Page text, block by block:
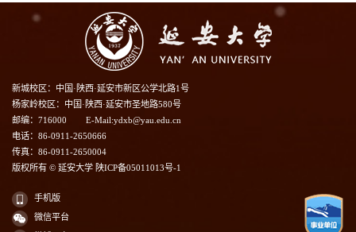
新城校区：中国·陕西·延安市新区公学北路1号
杨家岭校区：中国·陕西·延安市圣地路580号
邮编：716000
E-Mail:ydxb@yau.edu.cn
电话：86-0911-2650666
传真：86-0911-2650004
版权所有 © 延安大学 陕ICP备05011013号-1
手机版
微信平台